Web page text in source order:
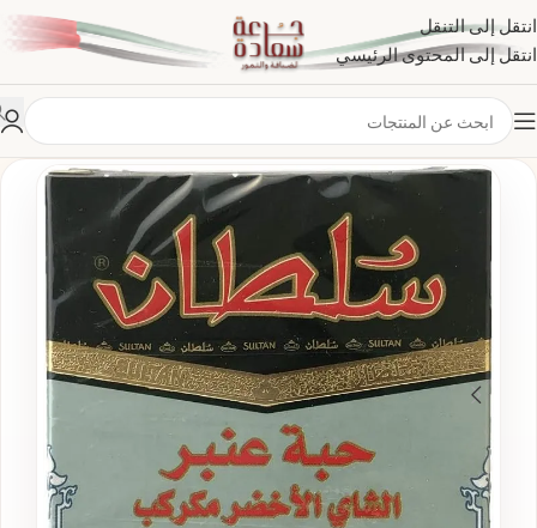
انتقل إلى التنقل
انتقل إلى المحتوى الرئيسي